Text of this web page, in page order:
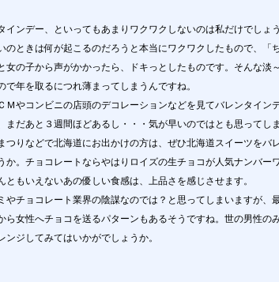
インデー、といってもあまりワクワクしないのは私だけでしょ
のときは何が起こるのだろうと本当にワクワクしたもので、「
女の子から声がかかったら、ドキっとしたものです。そんな淡
で年を取るにつれ薄まってしまうんですね。
Ｍやコンビニの店頭のデコレーションなどを見てバレンタイン
まだあと３週間ほどあるし・・・気が早いのではとも思ってしま
つりなどで北海道にお出かけの方は、ぜひ北海道スイーツをバ
か。チョコレートならやはりロイズの生チョコが人気ナンバー
ともいえないあの優しい食感は、上品さを感じさせます。
やチョコレート業界の陰謀なのでは？と思ってしまいますが、
ら女性へチョコを送るパターンもあるそうですね。世の男性のみ
ンジしてみてはいかがでしょうか。